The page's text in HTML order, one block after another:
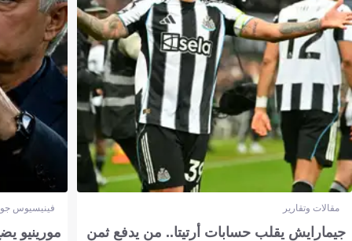
مقالات وتقارير
جيمارايش يقلب حسابات أرتيتا.. من يدفع ثمن
فينيسيوس
مورينيو